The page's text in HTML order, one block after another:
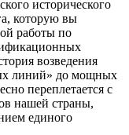
исторического
которую вы
работы по
возведения
линий» до мощных
переплетается с
нашей страны,
единого